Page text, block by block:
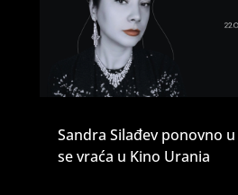
Sandra Silađev ponovno
se vraća u Kino Urania